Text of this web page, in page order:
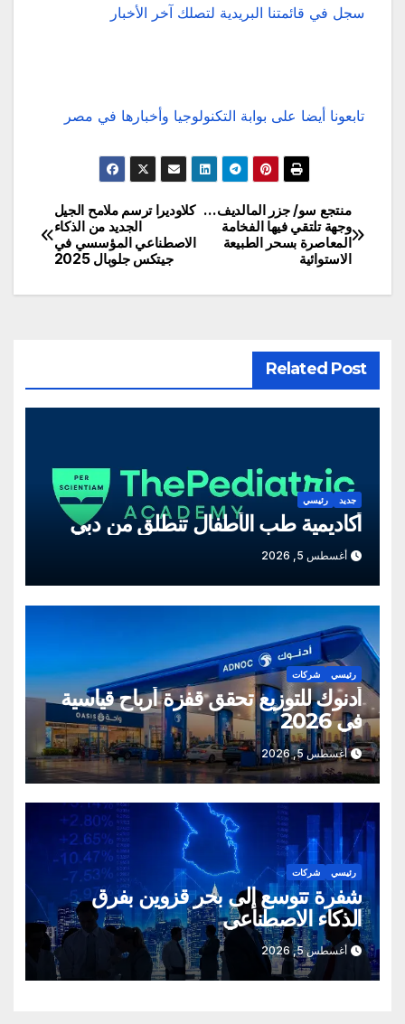
سجل في قائمتنا البريدية لتصلك آخر الأخبار
تابعونا أيضا على بوابة التكنولوجيا وأخبارها في مصر
تصفّح
المقالات
كلاوديرا ترسم ملامح الجيل
الجديد من الذكاء
الاصطناعي المؤسسي في
جيتكس جلوبال 2025
منتجع سو/ جزر المالديف…
وجهة تلتقي فيها الفخامة
المعاصرة بسحر الطبيعة
الاستوائية
Related Post
جديد رئيسي
أكاديمية طب الأطفال تنطلق من دبي
أغسطس 5, 2026
رئيسي شركات
أدنوك للتوزيع تحقق قفزة أرباح قياسية
في 2026
أغسطس 5, 2026
رئيسي شركات
شفرة تتوسع إلى بحر قزوين بفرق
الذكاء الاصطناعي
أغسطس 5, 2026